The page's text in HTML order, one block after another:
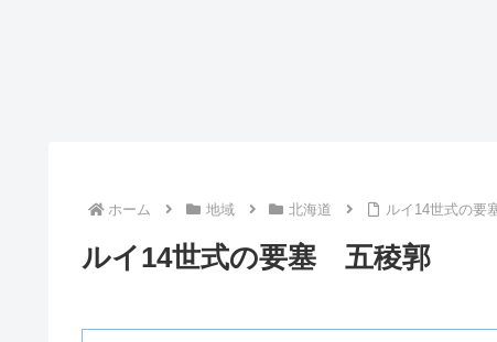
ホーム 地域 北海道 ルイ14世式の
ルイ14世式の要塞 五稜郭